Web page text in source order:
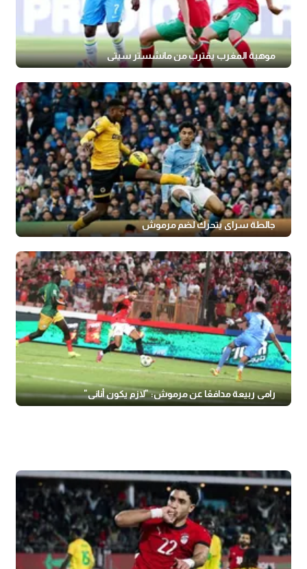
موهبة المغرب يقترب من مانشستر سيتي
جالطة سراي يتحرك لضم مرموش
رامي ربيعة مدافعًا عن مرموش: "لازم يكون أناني"